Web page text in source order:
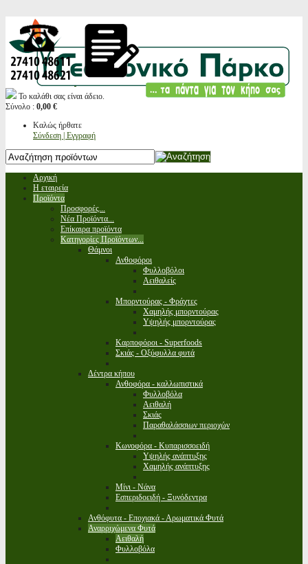
Το καλάθι σας είναι άδειο.
Σύνολο : 0,00 €
Καλώς ήρθατε
Σύνδεση | Εγγραφή
Αρχική
Η εταιρεία
Προϊόντα
Προσφορές...
Νέα Προϊόντα...
Επίκαιρα προϊόντα
Κατηγορίες Προϊόντων...
Θάμνοι
Ανθοφόροι
Φυλλοβόλοι
Αειθαλείς
Μπορντούρας - Φράχτες
Χαμηλής μπορντούρας
Υψηλής μπορντούρας
Καρποφόροι - Superfoods
Σκιάς - Οξύφυλλα φυτά
Δέντρα κήπου
Ανθοφόρα - καλλωπιστικά
Φυλλοβόλα
Αειθαλή
Σκιάς
Παραθαλάσσιων περιοχών
Κωνοφόρα - Κυπαρισσοειδή
Υψηλής ανάπτυξης
Χαμηλής ανάπτυξης
Μίνι - Νάνα
Εσπεριδοειδή - Ξυνόδεντρα
Ανθόφυτα - Εποχιακά - Αρωματικά Φυτά
Αναρριχώμενα Φυτά
Αειθαλή
Φυλλοβόλα